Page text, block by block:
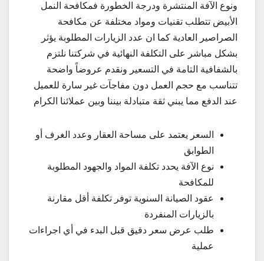
ونوع الآفة المنتشرة ودرجة الخطورة فمكافحة النمل
الأبيض تتطلب تقنيات ومواد مختلفة عن مكافحة
الصراصير العادية كما ان عدد الزيارات المطلوبة يؤثر
بشكل مباشر على التكلفة النهائية في شركتنا نلتزم
بالشفافية التامة في التسعير ونقدم عروضاً واضحة
تتناسب مع حجم العمل دون مفاجآت غير سارة للعميل
عند الدفع مما يبني ثقة متبادلة بيننا وبين عملائنا الكرام
السعر يعتمد على مساحة العقار وعدد الغرف أو
الطوابق
نوع الآفة يحدد تكلفة المواد والجهود المطلوبة
للمكافحة
عقود الصيانة السنوية توفر تكلفة أقل مقارنة
بالزيارات المنفردة
طلب عرض سعر دقيق قبل البدء في أي اجراءات
عملية